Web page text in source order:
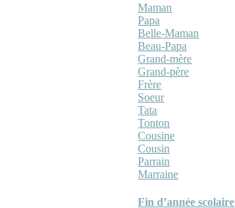
Maman
Papa
Belle-Maman
Beau-Papa
Grand-mère
Grand-père
Frère
Soeur
Tata
Tonton
Cousine
Cousin
Parrain
Marraine
Fin d’année scolaire